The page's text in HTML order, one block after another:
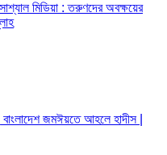
মিডিয়া : তরুণদের অবক্ষয়ের
জমঈয়তে আহলে হাদীস |